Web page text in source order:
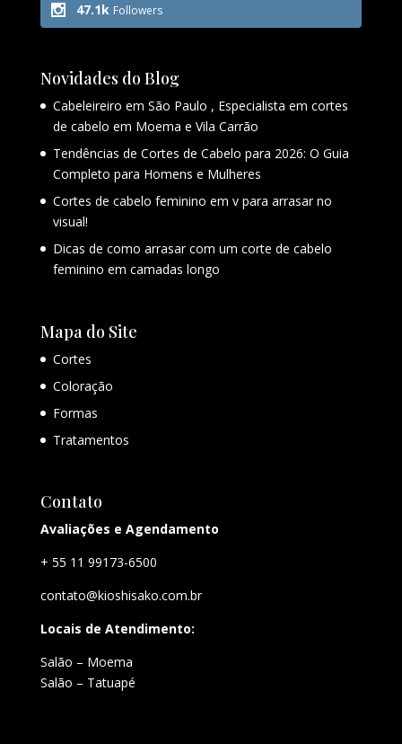
47.1k Followers
Novidades do Blog
Cabeleireiro em São Paulo , Especialista em cortes
de cabelo em Moema e Vila Carrão
Tendências de Cortes de Cabelo para 2026: O Guia
Completo para Homens e Mulheres
Cortes de cabelo feminino em v para arrasar no
visual!
Dicas de como arrasar com um corte de cabelo
feminino em camadas longo
Mapa do Site
Cortes
Coloração
Formas
Tratamentos
Contato
Avaliações e Agendamento
+ 55 11 99173-6500
contato@kioshisako.com.br
Locais de Atendimento:
Salão – Moema
Salão – Tatuapé